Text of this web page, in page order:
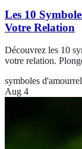
Les 10
Votre Relation
Découvrez les 10
votre relation.
symboles d'amour
Aug 4